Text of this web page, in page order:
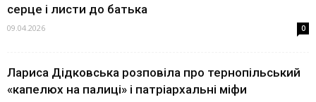
серце і листи до батька
09.04.2026 0
Лариса Дідковська розповіла про тернопільський
«капелюх на палиці» і патріархальні міфи